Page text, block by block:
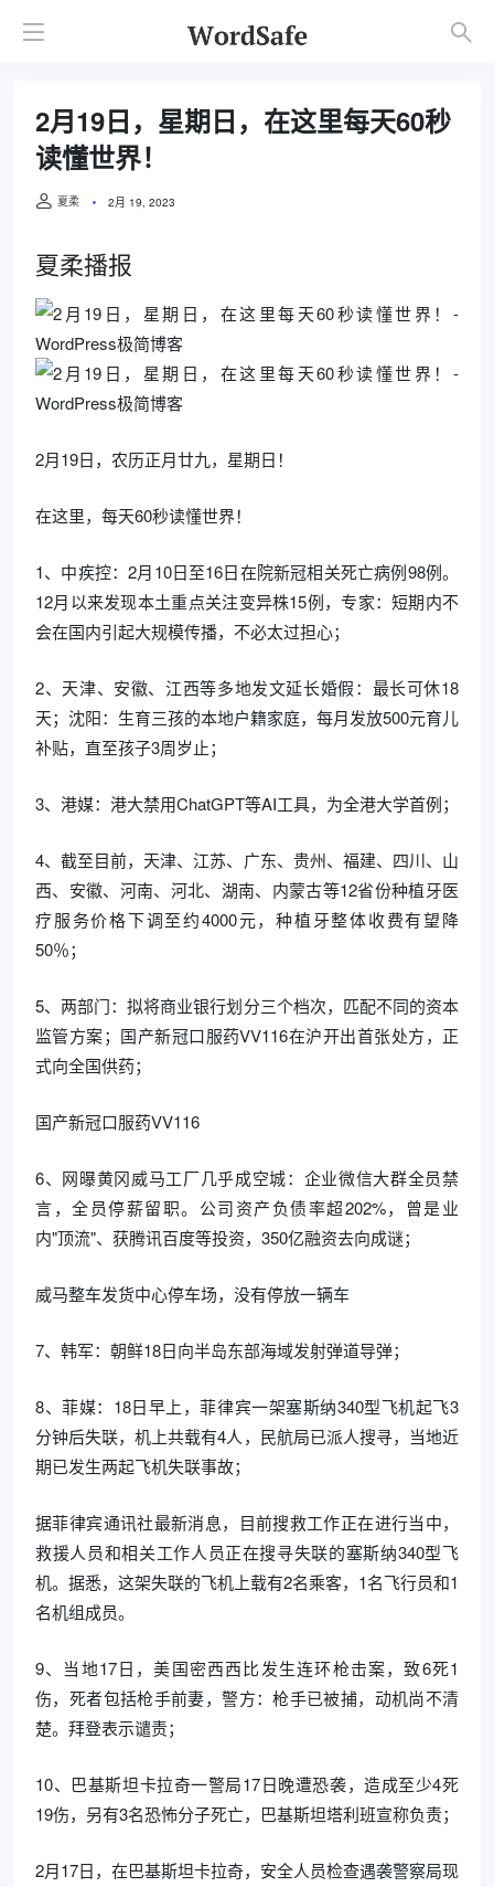
2月19日，星期日，在这里每天60秒
读懂世界！
夏柔 2月 19, 2023
夏柔播报
2月19日，农历正月廿九，星期日！
在这里，每天60秒读懂世界！
1、中疾控：2月10日至16日在院新冠相关死亡病例98例。
12月以来发现本土重点关注变异株15例，专家：短期内不
会在国内引起大规模传播，不必太过担心；
2、天津、安徽、江西等多地发文延长婚假：最长可休18
天；沈阳：生育三孩的本地户籍家庭，每月发放500元育儿
补贴，直至孩子3周岁止；
3、港媒：港大禁用ChatGPT等AI工具，为全港大学首例；
4、截至目前，天津、江苏、广东、贵州、福建、四川、山
西、安徽、河南、河北、湖南、内蒙古等12省份种植牙医
疗服务价格下调至约4000元，种植牙整体收费有望降
50％；
5、两部门：拟将商业银行划分三个档次，匹配不同的资本
监管方案；国产新冠口服药VV116在沪开出首张处方，正
式向全国供药；
国产新冠口服药VV116
6、网曝黄冈威马工厂几乎成空城：企业微信大群全员禁
言，全员停薪留职。公司资产负债率超202%，曾是业
内"顶流"、获腾讯百度等投资，350亿融资去向成谜；
威马整车发货中心停车场，没有停放一辆车
7、韩军：朝鲜18日向半岛东部海域发射弹道导弹；
8、菲媒：18日早上，菲律宾一架塞斯纳340型飞机起飞3
分钟后失联，机上共载有4人，民航局已派人搜寻，当地近
期已发生两起飞机失联事故；
据菲律宾通讯社最新消息，目前搜救工作正在进行当中，
救援人员和相关工作人员正在搜寻失联的塞斯纳340型飞
机。据悉，这架失联的飞机上载有2名乘客，1名飞行员和1
名机组成员。
9、当地17日，美国密西西比发生连环枪击案，致6死1
伤，死者包括枪手前妻，警方：枪手已被捕，动机尚不清
楚。拜登表示谴责；
10、巴基斯坦卡拉奇一警局17日晚遭恐袭，造成至少4死
19伤，另有3名恐怖分子死亡，巴基斯坦塔利班宣称负责；
2月17日，在巴基斯坦卡拉奇，安全人员检查遇袭警察局现